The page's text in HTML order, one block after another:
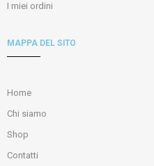
I miei ordini
MAPPA DEL SITO
Home
Chi siamo
Shop
Contatti